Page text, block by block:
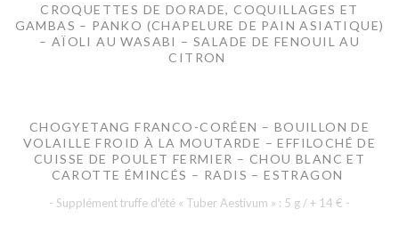
CROQUETTES DE DORADE, COQUILLAGES ET
GAMBAS – PANKO (CHAPELURE DE PAIN ASIATIQUE)
– AÏOLI AU WASABI – SALADE DE FENOUIL AU
CITRON
CHOGYETANG FRANCO-CORÉEN – BOUILLON DE
VOLAILLE FROID À LA MOUTARDE – EFFILOCHÉ DE
CUISSE DE POULET FERMIER – CHOU BLANC ET
CAROTTE ÉMINCÉS – RADIS – ESTRAGON
- Supplément truffe d'été « Tuber Aestivum » : 5 g / + 14 € -